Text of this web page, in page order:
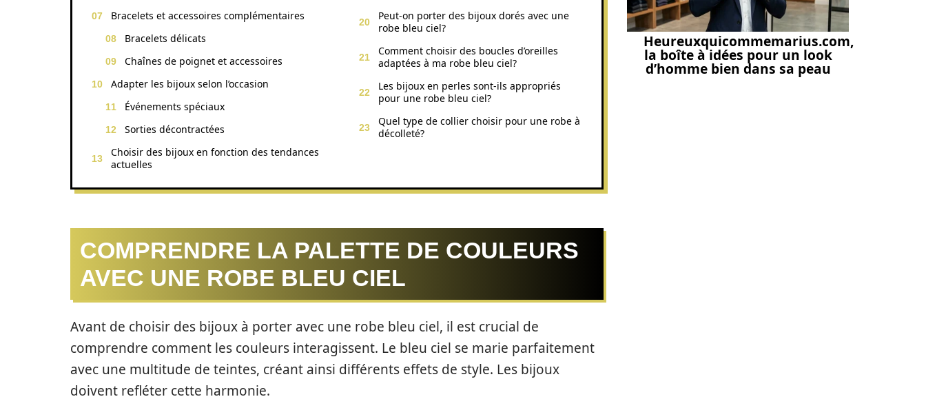
Bracelets et accessoires complémentaires
Bracelets délicats
Chaînes de poignet et accessoires
Adapter les bijoux selon l’occasion
Événements spéciaux
Sorties décontractées
Choisir des bijoux en fonction des tendances
actuelles
Peut-on porter des bijoux dorés avec une
robe bleu ciel?
Comment choisir des boucles d’oreilles
adaptées à ma robe bleu ciel?
Les bijoux en perles sont-ils appropriés
pour une robe bleu ciel?
Quel type de collier choisir pour une robe à
décolleté?
COMPRENDRE LA PALETTE DE COULEURS
AVEC UNE ROBE BLEU CIEL
Avant de choisir des bijoux à porter avec une robe bleu ciel, il est crucial de
comprendre comment les couleurs interagissent. Le bleu ciel se marie parfaitement
avec une multitude de teintes, créant ainsi différents effets de style. Les bijoux
doivent refléter cette harmonie.
Heureuxquicommemarius.com,
la boîte à idées pour un look
d’homme bien dans sa peau